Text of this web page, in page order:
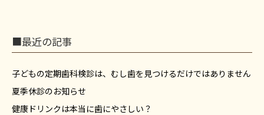
■最近の記事
子どもの定期歯科検診は、むし歯を見つけるだけではありません
夏季休診のお知らせ
健康ドリンクは本当に歯にやさしい？